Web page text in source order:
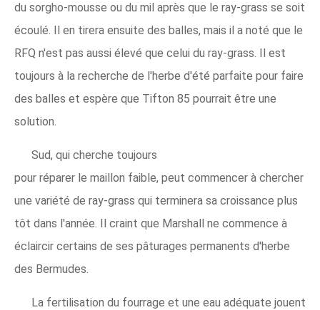
du sorgho-mousse ou du mil après que le ray-grass se soit
écoulé. Il en tirera ensuite des balles, mais il a noté que le
RFQ n'est pas aussi élevé que celui du ray-grass. Il est
toujours à la recherche de l'herbe d'été parfaite pour faire
des balles et espère que Tifton 85 pourrait être une
solution.
Sud, qui cherche toujours
pour réparer le maillon faible, peut commencer à chercher
une variété de ray-grass qui terminera sa croissance plus
tôt dans l'année. Il craint que Marshall ne commence à
éclaircir certains de ses pâturages permanents d'herbe
des Bermudes.
La fertilisation du fourrage et une eau adéquate jouent